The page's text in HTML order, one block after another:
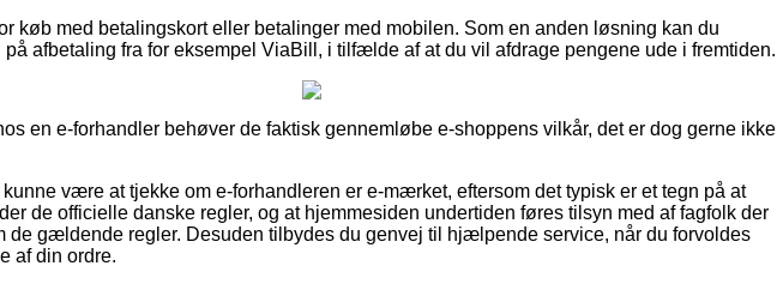
køb med betalingskort eller betalinger med mobilen. Som en anden løsning kan du
afbetaling fra for eksempel ViaBill, i tilfælde af at du vil afdrage pengene ude i fremtiden.
en e-forhandler behøver de faktisk gennemløbe e-shoppens vilkår, det er dog gerne ikke
være at tjekke om e-forhandleren er e-mærket, eftersom det typisk er et tegn på at
de officielle danske regler, og at hjemmesiden undertiden føres tilsyn med af fagfolk der
de gældende regler. Desuden tilbydes du genvej til hjælpende service, når du forvoldes
af din ordre.